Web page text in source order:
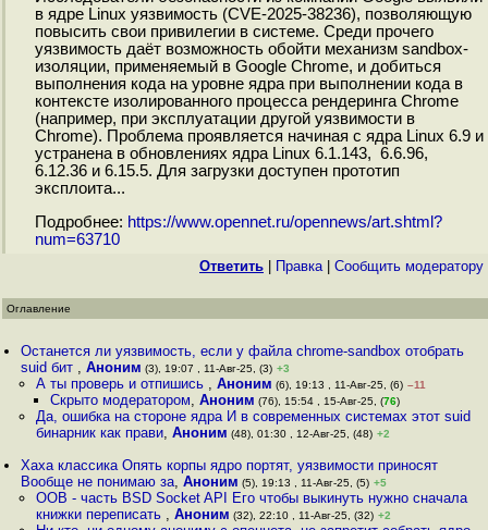
в ядре Linux уязвимость (CVE-2025-38236), позволяющую
повысить свои привилегии в системе. Среди прочего
уязвимость даёт возможность обойти механизм sandbox-
изоляции, применяемый в Google Chrome, и добиться
выполнения кода на уровне ядра при выполнении кода в
контексте изолированного процесса рендеринга Chrome
(например, при эксплуатации другой уязвимости в
Chrome). Проблема проявляется начиная с ядра Linux 6.9 и
устранена в обновлениях ядра Linux 6.1.143, 6.6.96,
6.12.36 и 6.15.5. Для загрузки доступен прототип
эксплоита...
Подробнее: https://www.opennet.ru/opennews/art.shtml?
num=63710
Ответить Правка| Cообщить модератору
Оглавление
Останется ли уязвимость, если у файла chrome-sandbox отобрать
suid бит ,Аноним (3), 19:07 , 11-Авг-25, (3) +3
А ты проверь и отпишись , Аноним (6), 19:13 , 11-Авг-25, (6) –11
Скрыто модератором, Аноним (76), 15:54 , 15-Авг-25, (76)
Да, ошибка на стороне ядра И в современных системах этот suid
бинарник как прави, Аноним (48), 01:30 , 12-Авг-25, (48) +2
Хаха классика Опять корпы ядро портят, уязвимости приносят
Вообще не понимаю за,Аноним (5), 19:13 , 11-Авг-25, (5) +5
OOB - часть BSD Socket API Его чтобы выкинуть нужно сначала
книжки переписать , Аноним (32), 22:10 , 11-Авг-25, (32) +2